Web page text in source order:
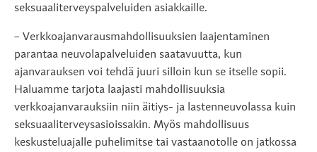
seksuaaliterveyspalveluiden asiakkaille.
– Verkkoajanvarausmahdollisuuksien laajentaminen
parantaa neuvolapalveluiden saatavuutta, kun
ajanvarauksen voi tehdä juuri silloin kun se itselle sopii.
Haluamme tarjota laajasti mahdollisuuksia
verkkoajanvarauksiin niin äitiys- ja lastenneuvolassa kuin
seksuaaliterveysasioissakin. Myös mahdollisuus
keskusteluajalle puhelimitse tai vastaanotolle on jatkossa